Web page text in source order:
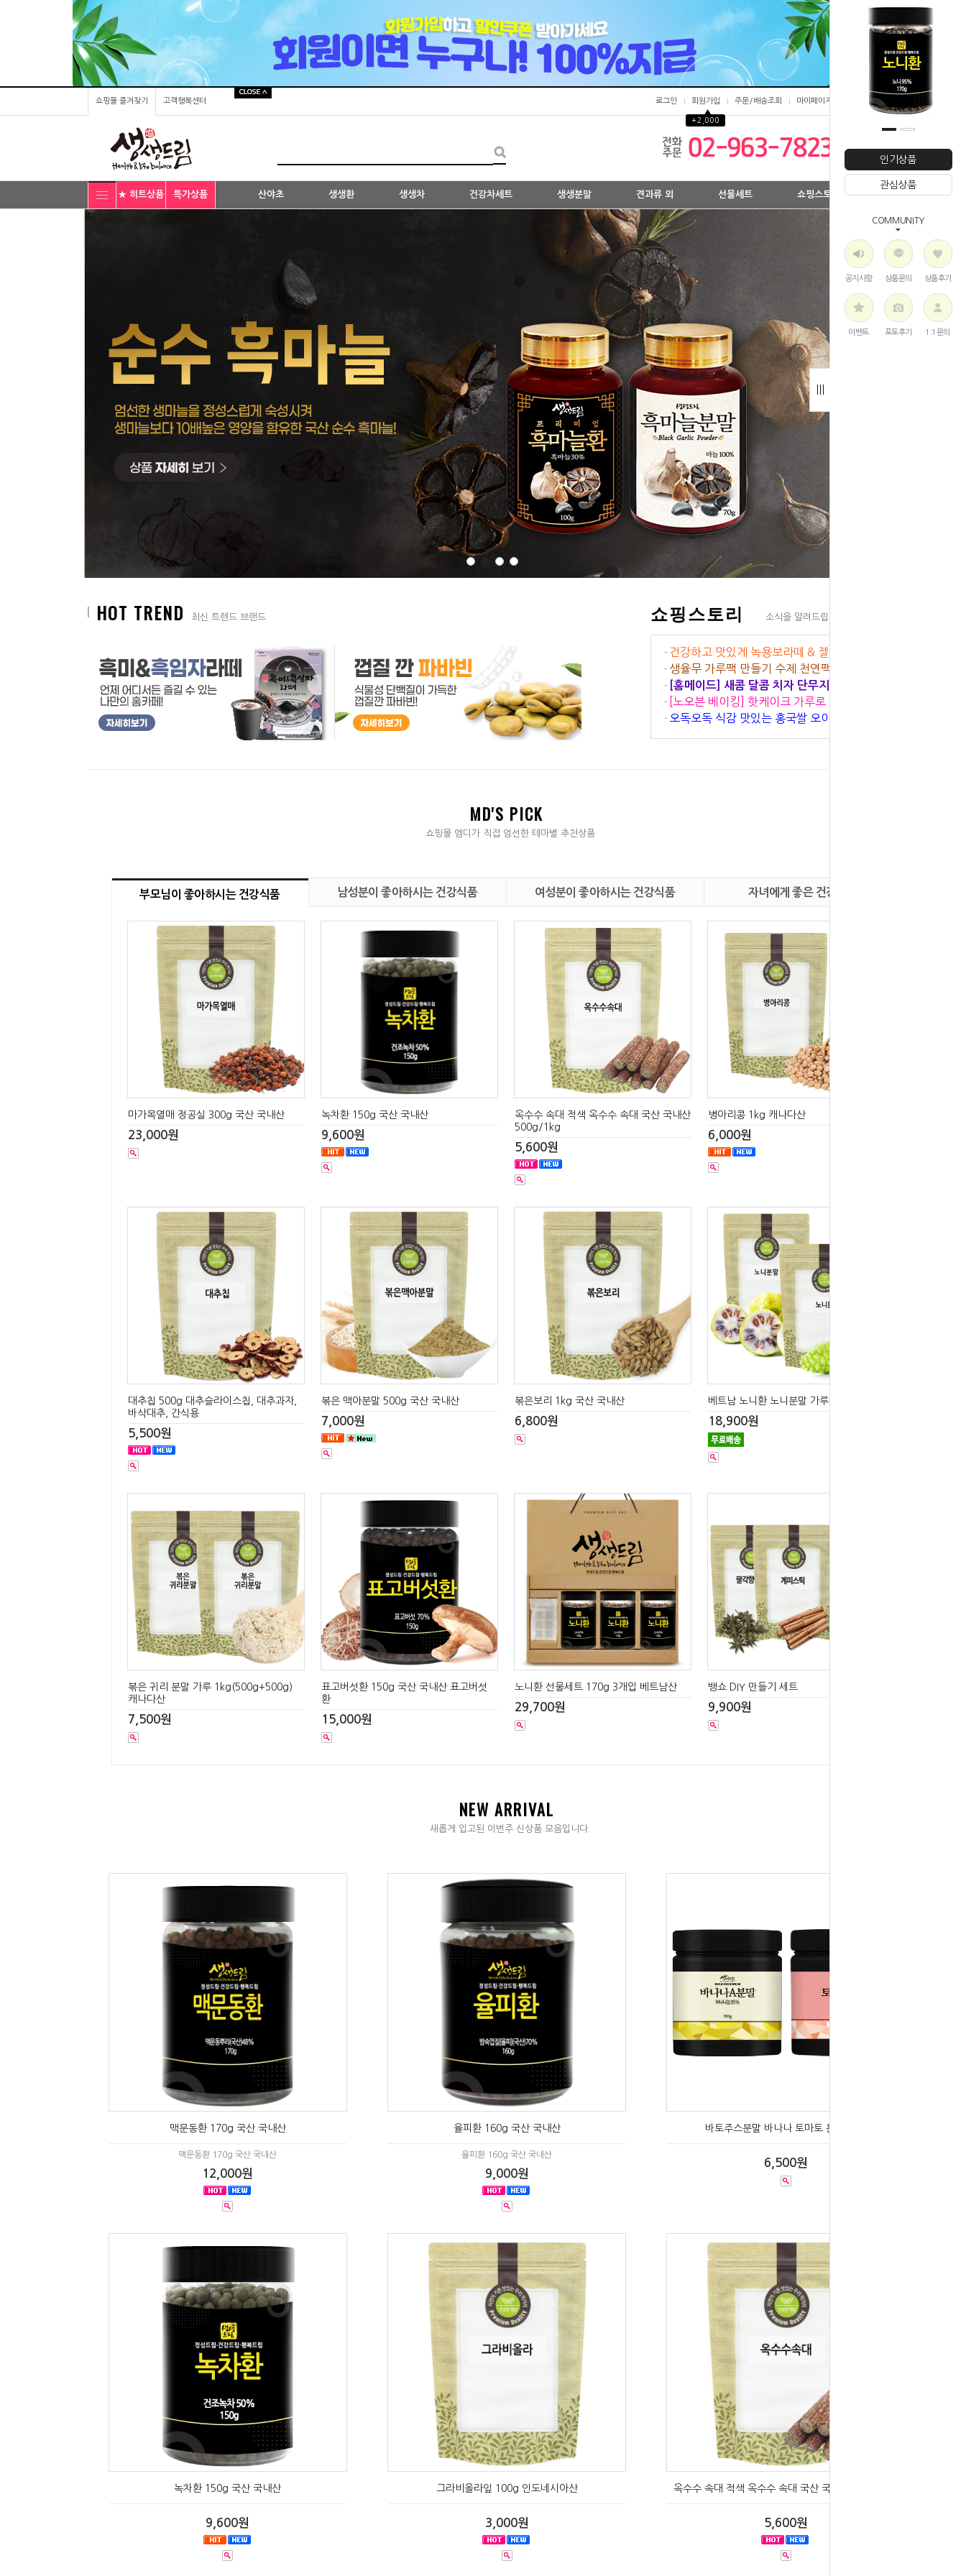
인기상품
관심상품
COMMUNITY
공지사항 상품문의 상품후기
이벤트 포토후기 1:1문의
쇼핑몰 즐겨찾기 고객행복센터 로그인 회원가입
▲
+2,000
주문/배송조회 마이페이지
★ 히트상품 특가상품 산야초 생생환 생생차 건강차세트 생생분말 견과류 외 선물세트 쇼핑스토리
HOT TREND 최신 트렌드 브랜드 쇼핑스토리 소식을 알려드립니다
- 건강하고 맛있게 녹용보라떼 & 젤리 만들기
- 생율무 가루팩 만들기 수제 천연팩 피부관리
-
[홈메이드] 새콤 달콤 치자 단무지 비트 양파 장아
찌 만들기
-
[노오븐 베이킹] 핫케이크 가루로 만드는 전기밥솥
비트 카스테라
- 오독오독 식감 맛있는 홍국쌀 오이김밥
MD'S PICK
쇼핑몰 엠디가 직접 엄선한 테마별 추천상품
부모님이 좋아하시는 건강식품 남성분이 좋아하시는 건강식품 여성분이 좋아하시는 건강식품 자녀에게 좋은 건강식품
마가목열매 정공실 300g 국산 국내산
23,000원
녹차환 150g 국산 국내산
9,600원
옥수수 속대 적색 옥수수 속대 국산 국내산
500g/1kg
5,600원
병아리콩 1kg 캐나다산
6,000원
대추칩 500g 대추슬라이스칩, 대추과자,
바삭대추, 간식용
5,500원
볶은 맥아분말 500g 국산 국내산
7,000원
볶은보리 1kg 국산 국내산
6,800원
베트남 노니환 노니분말 가루 1kg
18,900원
볶은 귀리 분말 가루 1kg(500g+500g)
캐나다산
7,500원
표고버섯환 150g 국산 국내산 표고버섯
환
15,000원
노니환 선물세트 170g 3개입 베트남산
29,700원
뱅쇼 DIY 만들기 세트
9,900원
NEW ARRIVAL
새롭게 입고된 이번주 신상품 모음입니다.
맥문동환 170g 국산 국내산
맥문동환 170g 국산 국내산
12,000원
율피환 160g 국산 국내산
율피환 160g 국산 국내산
9,000원
바토주스분말 바나나 토마토 분말 모음
6,500원
녹차환 150g 국산 국내산
9,600원
그라비올라잎 100g 인도네시아산
3,000원
옥수수 속대 적색 옥수수 속대 국산 국내산 500g/1kg
5,600원